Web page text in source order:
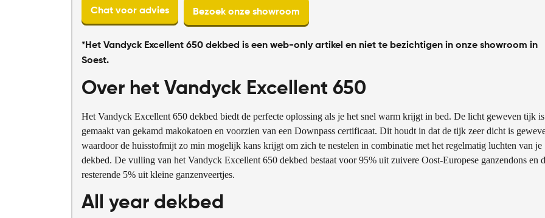
Chat voor advies Bezoek onze showroom
*Het Vandyck Excellent 650 dekbed is een web-only artikel en niet te bezichtigen in onze showroom in
Soest.
Over het Vandyck Excellent 650
Het Vandyck Excellent 650 dekbed biedt de perfecte oplossing als je het snel warm krijgt in bed. De licht geweven tijk is
gemaakt van gekamd makokatoen en voorzien van een Downpass certificaat. Dit houdt in dat de tijk zeer dicht is
waardoor de huisstofmijt zo min mogelijk kans krijgt om zich te nestelen in combinatie met het regelmatig luchten van je
dekbed. De vulling van het Vandyck Excellent 650 dekbed bestaat voor 95% uit zuivere Oost-Europese ganzendons en
resterende 5% uit kleine ganzenveertjes.
All year dekbed